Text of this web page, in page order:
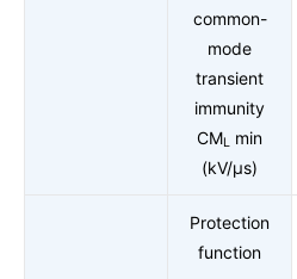
common-
mode
transient
immunity
CML min
(kV/μs)
Protection
function